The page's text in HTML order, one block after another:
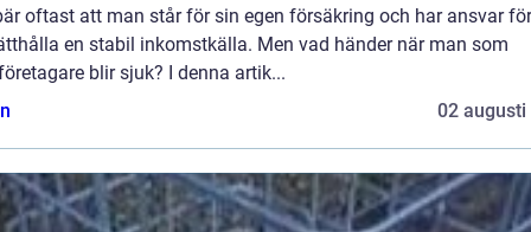
oftast att man står för sin egen försäkring och har ansvar
en stabil inkomstkälla. Men vad händer när man som
blir sjuk? I denna artik...
02 augusti